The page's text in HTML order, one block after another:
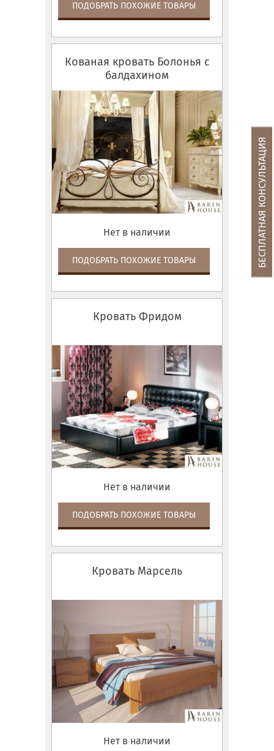
ПОДОБРАТЬ ПОХОЖИЕ ТОВАРЫ
Кованая кровать Болонья с
балдахином
Нет в наличии
ПОДОБРАТЬ ПОХОЖИЕ ТОВАРЫ
Кровать Фридом
Нет в наличии
ПОДОБРАТЬ ПОХОЖИЕ ТОВАРЫ
Кровать Марсель
Нет в наличии
БЕСПЛАТНАЯ КОНСУЛЬТАЦИЯ